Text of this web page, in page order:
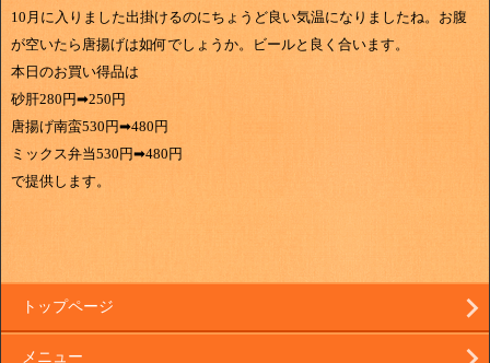
10月に入りました出掛けるのにちょうど良い気温になりましたね。お腹
が空いたら唐揚げは如何でしょうか。ビールと良く合います。
本日のお買い得品は
砂肝280円➡250円
唐揚げ南蛮530円➡480円
ミックス弁当530円➡480円
で提供します。
トップページ
メニュー